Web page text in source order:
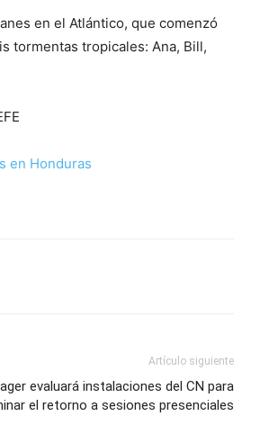
en el Atlántico, que comenzó
tormentas tropicales: Ana, Bill,
en Honduras
Artículo siguiente
evaluará instalaciones del CN para
el retorno a sesiones presenciales